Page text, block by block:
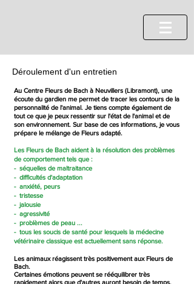
Déroulement d'un entretien
Au Centre Fleurs de Bach à Neuvillers (Libramont), une
écoute du gardien me permet de tracer les contours de la
personnalité de l'animal. Je tiens compte également de
tout ce que je peux ressentir sur l'état de l'animal et de
son environnement. Sur base de ces informations, je vous
prépare le mélange de Fleurs adapté.
Les Fleurs de Bach aident à la résolution des problèmes
de comportement tels que :​
- séquelles de maltraitance
- difficultés d'adaptation
- anxiété, peurs
- tristesse
- jalousie
- agressivité
- problèmes de peau ...
- tous les soucis de santé pour lesquels la médecine
vétérinaire classique est actuellement sans réponse.
Les animaux réagissent très positivement aux Fleurs de
Bach.
Certaines émotions peuvent se rééquilibrer très
rapidement alors que d'autres auront besoin de temps.